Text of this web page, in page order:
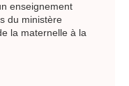
enseignement
du ministère
la maternelle à la